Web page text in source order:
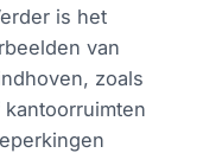
is het
van
zoals